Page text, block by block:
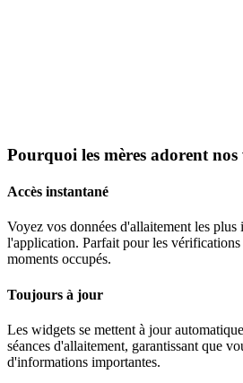
Pourquoi les mères adorent
Accès instantané
Voyez vos données d'allaitement les plus
l'application. Parfait pour les vérifications
moments occupés.
Toujours à jour
Les widgets se mettent à jour
séances d'allaitement, garantissant que
d'informations importantes.